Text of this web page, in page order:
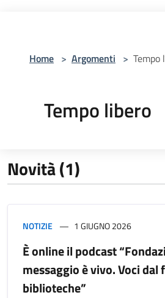
Home > Argomenti > Tempo
Tempo libero
Novità (1)
NOTIZIE 1 GIUGNO 2026
È online il podcast
messaggio è vivo. Voci
biblioteche”